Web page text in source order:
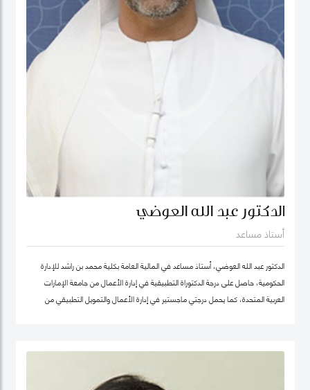
الدكتور عبد الله العوضي
أستاذ مساعد
الدكتور عبد الله العوضي، أستاذ مساعد في المالية العامة بكلية محمد بن راشد للإدارة
الحكومية، حاصل على درجة الدكتوراة التطبيقية في إدارة الأعمال من جامعة الإمارات
العربية المتحدة، كما يحمل درجتي ماجستير في إدارة الأعمال والتمويل التطبيقي من
الدكتور عبدالله، مستشار مالي لديه أكثر من 25 عامًا من الخبرة العملية في مجالات: المالية
والقطاع شبه الحكومي، والقطاع الخاص. كما أ، الدكتور عبد الله مدقق حسابات معتمد،